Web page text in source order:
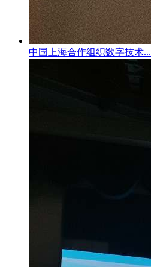
中国上海合作组织数字技术...